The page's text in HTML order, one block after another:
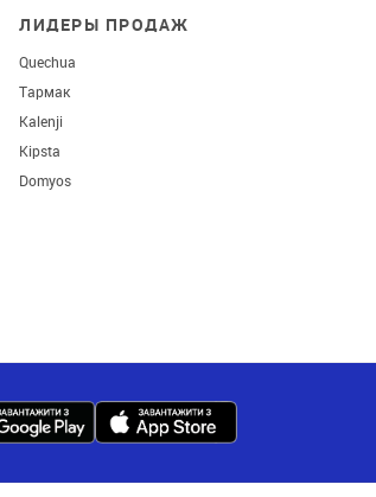
ЛИДЕРЫ ПРОДАЖ
Quechua
Тармак
Kalenji
Kipsta
Domyos